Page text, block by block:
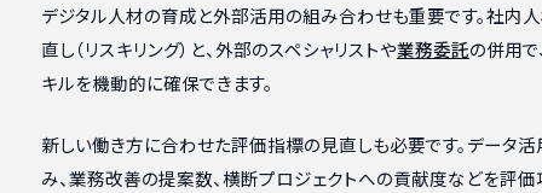
デジタル人材の育成と外部活用の組み合わせも重要です。社内
直し（リスキリング）と、外部のスペシャリストや業務委託の併用
キルを機動的に確保できます。
新しい働き方に合わせた評価指標の見直しも必要です。データ
み、業務改善の提案数、横断プロジェクトへの貢献度などを評